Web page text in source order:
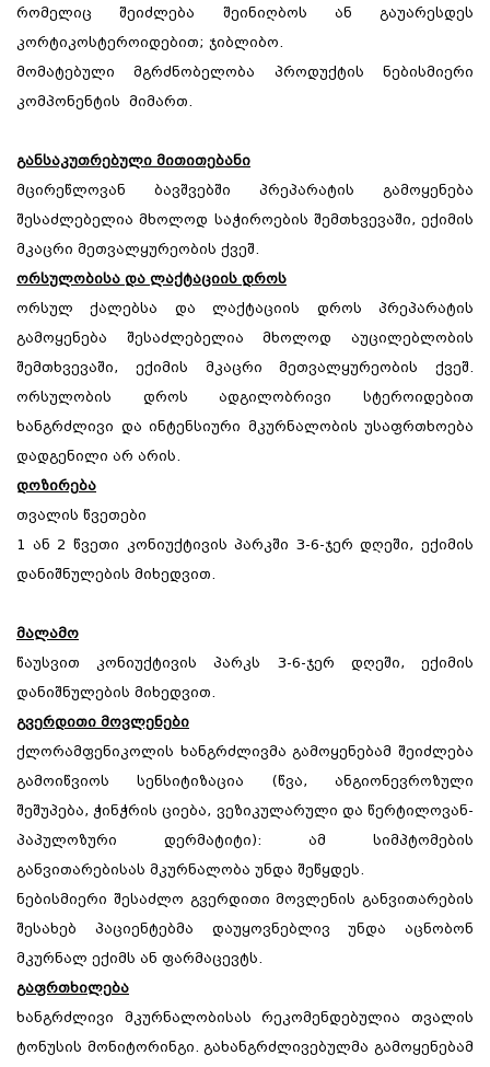
რომელიც შეიძლება შეინიღბოს ან გაუარესდეს
კორტიკოსტეროიდებით; ჯიბლიბო.
მომატებული მგრძნობელობა პროდუქტის ნებისმიერი
კომპონენტის მიმართ.
განსაკუთრებული მითითებანი
მცირეწლოვან ბავშვებში პრეპარატის გამოყენება
შესაძლებელია მხოლოდ საჭიროების შემთხვევაში, ექიმის
მკაცრი მეთვალყურეობის ქვეშ.
ორსულობისა და ლაქტაციის დროს
ორსულ ქალებსა და ლაქტაციის დროს პრეპარატის
გამოყენება შესაძლებელია მხოლოდ აუცილებლობის
შემთხვევაში, ექიმის მკაცრი მეთვალყურეობის ქვეშ.
ორსულობის დროს ადგილობრივი სტეროიდებით
ხანგრძლივი და ინტენსიური მკურნალობის უსაფრთხოება
დადგენილი არ არის.
დოზირება
თვალის წვეთები
1 ან 2 წვეთი კონიუქტივის პარკში 3-6-ჯერ დღეში, ექიმის
დანიშნულების მიხედვით.
მალამო
წაუსვით კონიუქტივის პარკს 3-6-ჯერ დღეში, ექიმის
დანიშნულების მიხედვით.
გვერდითი მოვლენები
ქლორამფენიკოლის ხანგრძლივმა გამოყენებამ შეიძლება
გამოიწვიოს სენსიტიზაცია (წვა, ანგიონევროზული
შეშუპება, ჭინჭრის ციება, ვეზიკულარული და წერტილოვან-
პაპულოზური დერმატიტი): ამ სიმპტომების
განვითარებისას მკურნალობა უნდა შეწყდეს.
ნებისმიერი შესაძლო გვერდითი მოვლენის განვითარების
შესახებ პაციენტებმა დაუყოვნებლივ უნდა აცნობონ
მკურნალ ექიმს ან ფარმაცევტს.
გაფრთხილება
ხანგრძლივი მკურნალობისას რეკომენდებულია თვალის
ტონუსის მონიტორინგი. გახანგრძლივებულმა გამოყენებამ